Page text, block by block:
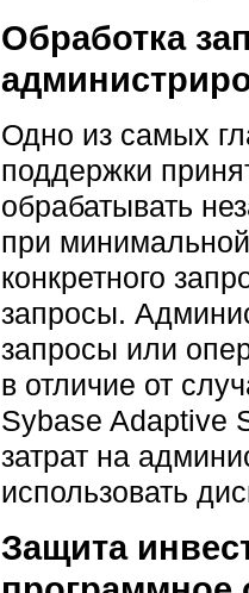
Обработка
Одно из самых
поддержки
обрабатывать
при
конкретного
запросы.
запросы или
в отличие от
Sybase Adaptive
затрат на
использовать
Защита